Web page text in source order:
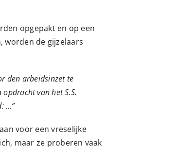
opgepakt en op een
worden de gijzelaars
den arbeidsinzet te
van het S.S.
…”
voor een vreselijke
maar ze proberen vaak